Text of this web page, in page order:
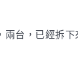
兩台，已經拆下